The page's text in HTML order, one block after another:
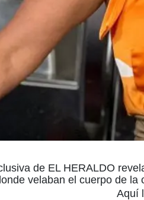
de EL HERALDO
velaban el cuerpo de
Aquí